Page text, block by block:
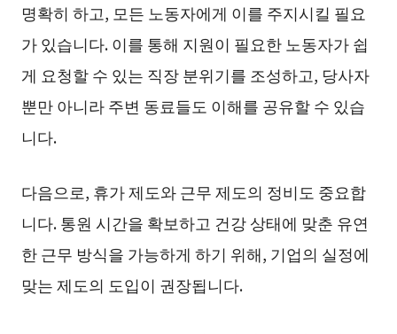
명확히 하고, 모든 노동자에게 이를 주지시킬 필요
가 있습니다. 이를 통해 지원이 필요한 노동자가 쉽
게 요청할 수 있는 직장 분위기를 조성하고, 당사자
뿐만 아니라 주변 동료들도 이해를 공유할 수 있습
니다.
다음으로, 휴가 제도와 근무 제도의 정비도 중요합
니다. 통원 시간을 확보하고 건강 상태에 맞춘 유연
한 근무 방식을 가능하게 하기 위해, 기업의 실정에
맞는 제도의 도입이 권장됩니다.